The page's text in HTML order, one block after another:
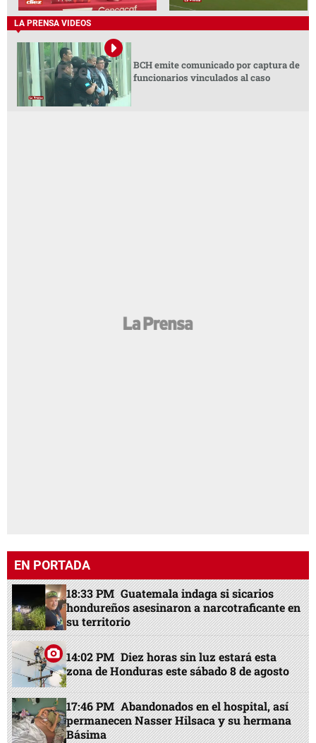
LA PRENSA VIDEOS
BCH emite comunicado por captura de
funcionarios vinculados al caso
EN PORTADA
18:33 PM Guatemala indaga si sicarios
hondureños asesinaron a narcotraficante en
su territorio
14:02 PM Diez horas sin luz estará esta
zona de Honduras este sábado 8 de agosto
17:46 PM Abandonados en el hospital, así
permanecen Nasser Hilsaca y su hermana
Básima